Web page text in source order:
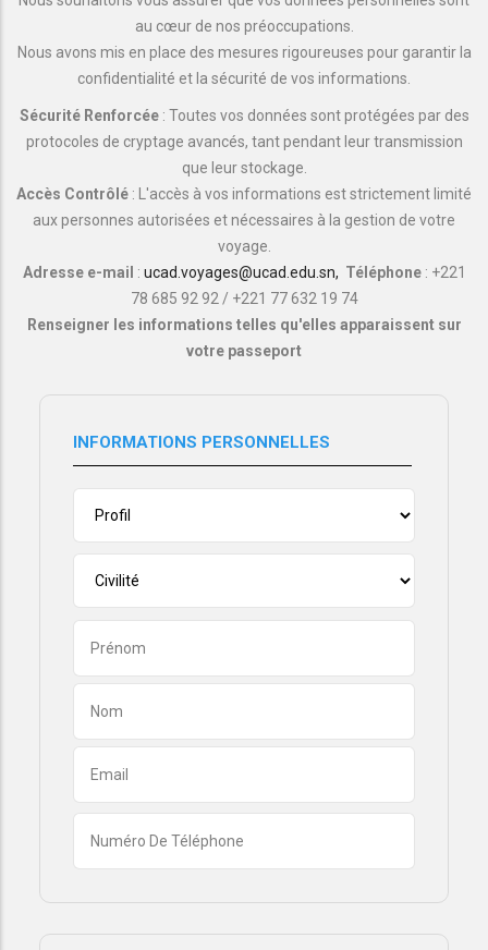
au cœur de nos préoccupations.
Nous avons mis en place des mesures rigoureuses pour garantir la
confidentialité et la sécurité de vos informations.
Sécurité Renforcée: Toutes vos données sont protégées par des
protocoles de cryptage avancés, tant pendant leur transmission
que leur stockage.
Accès Contrôlé : L'accès à vos informations est strictement limité
aux personnes autorisées et nécessaires à la gestion de votre
voyage.
Adresse e-mail : ucad.voyages@ucad.edu.sn, Téléphone : +221
78 685 92 92 / +221 77 632 19 74
Renseigner les informations telles qu'elles apparaissent sur
votre passeport
INFORMATIONS PERSONNELLES
Civilité
PRÉNOM
NOM
EMAIL
de
téléphone